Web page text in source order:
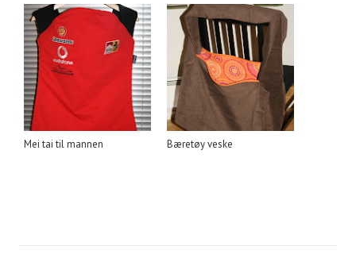
Mei tai til mannen Bæretøy veske